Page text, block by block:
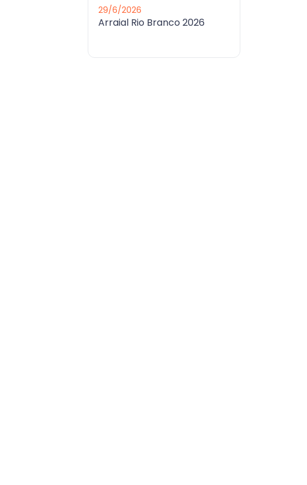
29/6/2026
Arraial Rio Branco 2026